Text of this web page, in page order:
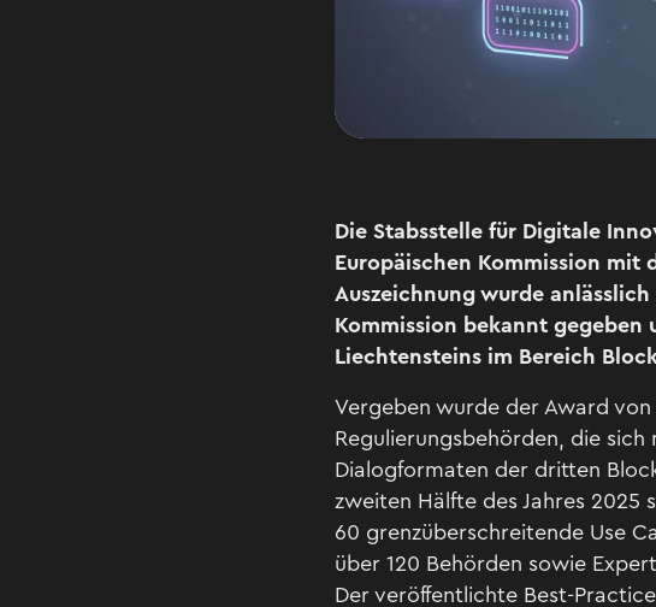
Die Stabsstelle für Digitale
Europäischen Kommission mit
Auszeichnung wurde
Kommission bekannt
Liechtensteins im Bereich
Vergeben wurde der Award
Regulierungsbehörden, die
Dialogformaten der dritten
zweiten Hälfte des Jahres
60 grenzüberschreitende Use
über 120 Behörden sowie
Der veröffentlichte Best-